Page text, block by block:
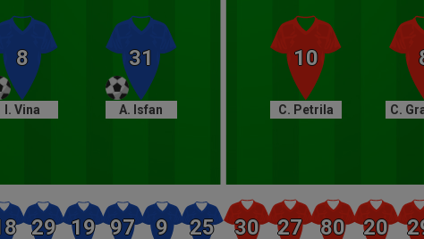
I. Vina A. Isfan C.
C. Petrila